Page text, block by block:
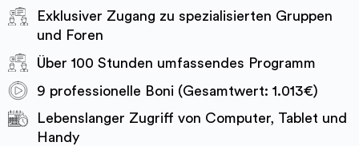
Exklusiver Zugang zu spezialisierten Gruppen
und Foren
Über 100 Stunden umfassendes Programm
9 professionelle Boni (Gesamtwert: 1.013€)
Lebenslanger Zugriff von Computer, Tablet und
Handy